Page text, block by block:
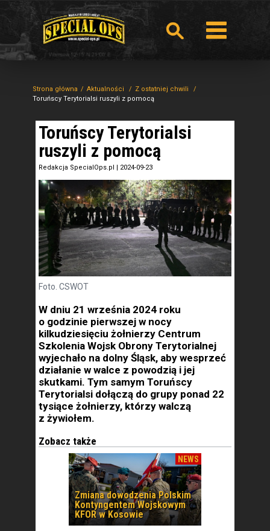
Strona główna Aktualności
Z ostatniej chwili
Toruńscy Terytorialsi ruszyli z pomocą
Toruńscy Terytorialsi
ruszyli z pomocą
Redakcja SpecialOps.pl | 2024-09-23
Foto. CSWOT
W dniu 21 września 2024 roku
o godzinie pierwszej w nocy
kilkudziesięciu żołnierzy Centrum
Szkolenia Wojsk Obrony Terytorialnej
wyjechało na dolny Śląsk, aby wesprzeć
działanie w walce z powodzią i jej
skutkami. Tym samym Toruńscy
Terytorialsi dołączą do grupy ponad 22
tysiące żołnierzy, którzy walczą
z żywiołem.
Zobacz także
NEWS
Zmiana dowodzenia Polskim
Kontyngentem Wojskowym
KFOR w Kosowie